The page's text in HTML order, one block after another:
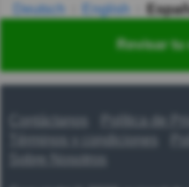
Revisar
Deutsch English
Українська
Contáctanos
Política de
Términos y condiciones